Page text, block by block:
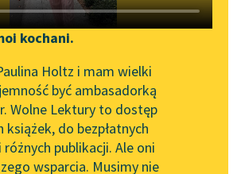
Zgłoś brak utworu
Narzędzia
Mapa Wolnych Lektur
Leśmianator
Przewodnik dla piszących i
kochani.
Holtz i mam wielki
być ambasadorką
Wolne Lektury to dostęp
książek, do bezpłatnych
publikacji. Ale oni
wsparcia. Musimy nie
Kornela